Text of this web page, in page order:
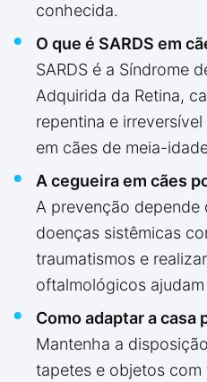
conhecida.
O que é SARDS em
SARDS é a Síndrome
Adquirida da Retina,
repentina e
em cães de meia-
A cegueira em cães
A prevenção depende
doenças sistêmicas
traumatismos e
oftalmológicos
Como adaptar a casa
Mantenha a
tapetes e objetos com